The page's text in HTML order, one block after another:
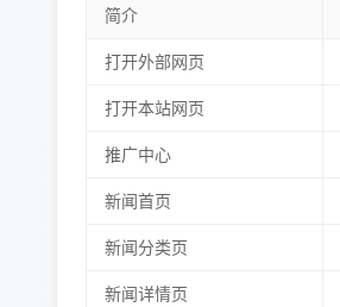
简介
打开外部网页
打开本站网页
推广中心
新闻首页
新闻分类页
新闻详情页